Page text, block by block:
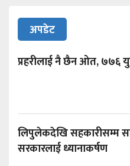
अपडेट
प्रहरीलाई नै छैन ओत, ७७६
लिपुलेकदेखि सहकारीसम्म
सरकारलाई ध्यानाकर्षण